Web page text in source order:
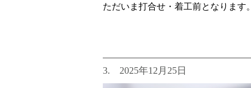
ただいま打合せ・着工前となります。
3. 2025年12月25日